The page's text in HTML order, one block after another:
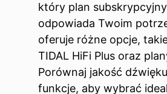
który plan
odpowiada Twoim
oferuje różne opcje,
TIDAL HiFi Plus oraz
Porównaj jakość
funkcje, aby wybrać